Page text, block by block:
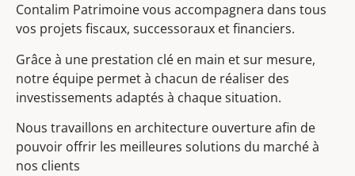
Contalim Patrimoine vous accompagnera dans tous
vos projets fiscaux, successoraux et financiers.
Grâce à une prestation clé en main et sur mesure,
notre équipe permet à chacun de réaliser des
investissements adaptés à chaque situation.
Nous travaillons en architecture ouverture afin de
pouvoir offrir les meilleures solutions du marché à
nos clients